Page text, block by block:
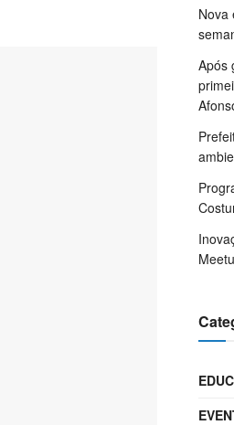
Nova
Após